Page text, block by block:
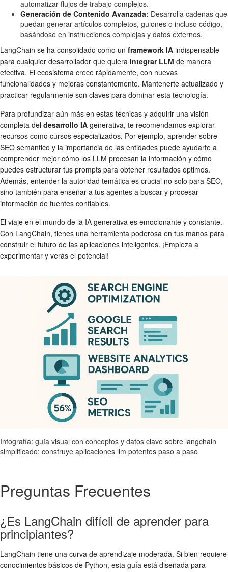
automatizar flujos de trabajo complejos.
Generación de Contenido Avanzada: Desarrolla cadenas que
puedan generar artículos completos, guiones o incluso código,
basándose en instrucciones complejas y datos externos.
LangChain se ha consolidado como un framework IA indispensable
para cualquier desarrollador que quiera integrar LLM de manera
efectiva. El ecosistema crece rápidamente, con nuevas
funcionalidades y mejoras constantemente. Mantenerte actualizado y
practicar regularmente son claves para dominar esta tecnología.
Para profundizar aún más en estas técnicas y adquirir una visión
completa del desarrollo IA generativa, te recomendamos explorar
recursos como cursos especializados. Por ejemplo, aprender sobre
SEO semántico y la importancia de las entidades puede ayudarte a
comprender mejor cómo los LLM procesan la información y cómo
puedes estructurar tus prompts para obtener resultados óptimos.
Además, entender la autoridad temática es crucial no solo para SEO,
sino también para enseñar a tus agentes a buscar y procesar
información de fuentes confiables.
El viaje en el mundo de la IA generativa es emocionante y constante.
Con LangChain, tienes una herramienta poderosa en tus manos para
construir el futuro de las aplicaciones inteligentes. ¡Empieza a
experimentar y verás el potencial!
Infografía: guía visual con conceptos y datos clave sobre langchain
simplificado: construye aplicaciones llm potentes paso a paso
Preguntas Frecuentes
¿Es LangChain difícil de aprender para
principiantes?
LangChain tiene una curva de aprendizaje moderada. Si bien requiere
conocimientos básicos de Python, esta guía está diseñada para